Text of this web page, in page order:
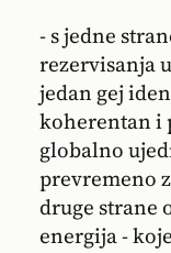
- s jedne
rezervisanja
jedan gej
koherentan i
globalno
prevremeno
druge strane
energija -